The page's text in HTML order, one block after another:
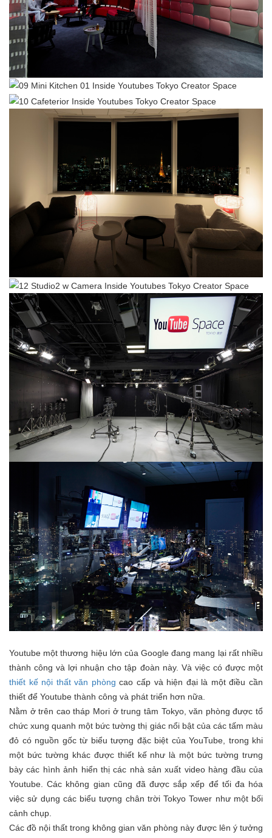
Youtube một thương hiệu lớn của Google đang mang lại rất nhiều
thành công và lợi nhuận cho tập đoàn này. Và việc có được một
thiết kế nội thất văn phòng cao cấp và hiện đại là một điều cần
thiết để Youtube thành công và phát triển hơn nữa.
Nằm ở trên cao tháp Mori ở trung tâm Tokyo, văn phòng được tổ
chức xung quanh một bức tường thị giác nổi bật của các tấm màu
đỏ có nguồn gốc từ biểu tượng đặc biệt của YouTube, trong khi
một bức tường khác được thiết kế như là một bức tường trưng
bày các hình ảnh hiển thị các nhà sản xuất video hàng đầu của
Youtube. Các không gian cũng đã được sắp xếp để tối đa hóa
việc sử dụng các biểu tượng chân trời Tokyo Tower như một bối
cảnh chụp.
Các đồ nội thất trong không gian văn phòng này được lên ý tưởng